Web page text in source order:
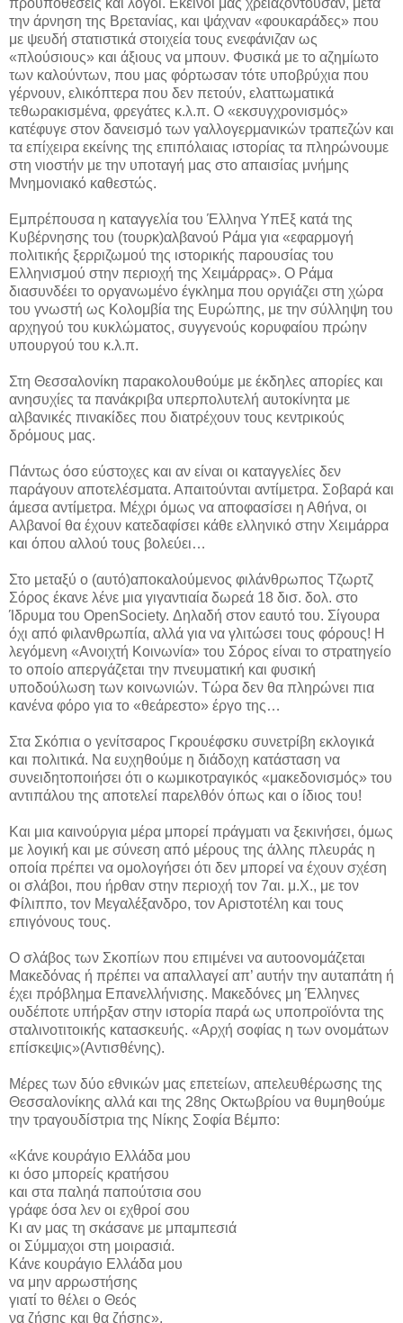
προϋποθέσεις και λόγοι. Εκείνοι μας χρειαζόντουσαν, μετά
την άρνηση της Βρετανίας, και ψάχναν «φουκαράδες» που
με ψευδή στατιστικά στοιχεία τους ενεφάνιζαν ως
«πλούσιους» και άξιους να μπουν. Φυσικά με το αζημίωτο
των καλούντων, που μας φόρτωσαν τότε υποβρύχια που
γέρνουν, ελικόπτερα που δεν πετούν, ελαττωματικά
τεθωρακισμένα, φρεγάτες κ.λ.π. Ο «εκσυγχρονισμός»
κατέφυγε στον δανεισμό των γαλλογερμανικών τραπεζών και
τα επίχειρα εκείνης της επιπόλαιας ιστορίας τα πληρώνουμε
στη νιοστήν με την υποταγή μας στο απαισίας μνήμης
Μνημονιακό καθεστώς.
Εμπρέπουσα η καταγγελία του Έλληνα ΥπΕξ κατά της
Κυβέρνησης του (τουρκ)αλβανού Ράμα για «εφαρμογή
πολιτικής ξερριζωμού της ιστορικής παρουσίας του
Ελληνισμού στην περιοχή της Χειμάρρας». Ο Ράμα
διασυνδέει το οργανωμένο έγκλημα που οργιάζει στη χώρα
του γνωστή ως Κολομβία της Ευρώπης, με την σύλληψη του
αρχηγού του κυκλώματος, συγγενούς κορυφαίου πρώην
υπουργού του κ.λ.π.
Στη Θεσσαλονίκη παρακολουθούμε με έκδηλες απορίες και
ανησυχίες τα πανάκριβα υπερπολυτελή αυτοκίνητα με
αλβανικές πινακίδες που διατρέχουν τους κεντρικούς
δρόμους μας.
Πάντως όσο εύστοχες και αν είναι οι καταγγελίες δεν
παράγουν αποτελέσματα. Απαιτούνται αντίμετρα. Σοβαρά και
άμεσα αντίμετρα. Μέχρι όμως να αποφασίσει η Αθήνα, οι
Αλβανοί θα έχουν κατεδαφίσει κάθε ελληνικό στην Χειμάρρα
και όπου αλλού τους βολεύει…
Στο μεταξύ ο (αυτό)αποκαλούμενος φιλάνθρωπος Τζωρτζ
Σόρος έκανε λένε μια γιγαντιαία δωρεά 18 δισ. δολ. στο
Ίδρυμα του OpenSociety. Δηλαδή στον εαυτό του. Σίγουρα
όχι από φιλανθρωπία, αλλά για να γλιτώσει τους φόρους! H
λεγόμενη «Ανοιχτή Κοινωνία» του Σόρος είναι το στρατηγείο
το οποίο απεργάζεται την πνευματική και φυσική
υποδούλωση των κοινωνιών. Τώρα δεν θα πληρώνει πια
κανένα φόρο για το «θεάρεστο» έργο της…
Στα Σκόπια ο γενίτσαρος Γκρουέφσκυ συνετρίβη εκλογικά
και πολιτικά. Να ευχηθούμε η διάδοχη κατάσταση να
συνειδητοποιήσει ότι ο κωμικοτραγικός «μακεδονισμός» του
αντιπάλου της αποτελεί παρελθόν όπως και ο ίδιος του!
Και μια καινούργια μέρα μπορεί πράγματι να ξεκινήσει, όμως
με λογική και με σύνεση από μέρους της άλλης πλευράς η
οποία πρέπει να ομολογήσει ότι δεν μπορεί να έχουν σχέση
οι σλάβοι, που ήρθαν στην περιοχή τον 7αι. μ.Χ., με τον
Φίλιππο, τον Μεγαλέξανδρο, τον Αριστοτέλη και τους
επιγόνους τους.
Ο σλάβος των Σκοπίων που επιμένει να αυτοονομάζεται
Μακεδόνας ή πρέπει να απαλλαγεί απ’ αυτήν την αυταπάτη ή
έχει πρόβλημα Επανελλήνισης. Μακεδόνες μη Έλληνες
ουδέποτε υπήρξαν στην ιστορία παρά ως υποπροϊόντα της
σταλινοτιτοικής κατασκευής. «Αρχή σοφίας η των ονομάτων
επίσκεψις»(Αντισθένης).
Μέρες των δύο εθνικών μας επετείων, απελευθέρωσης της
Θεσσαλονίκης αλλά και της 28ης Οκτωβρίου να θυμηθούμε
την τραγουδίστρια της Νίκης Σοφία Βέμπο:
«Κάνε κουράγιο Ελλάδα μου
κι όσο μπορείς κρατήσου
και στα παληά παπούτσια σου
γράφε όσα λεν οι εχθροί σου
Κι αν μας τη σκάσανε με μπαμπεσιά
οι Σύμμαχοι στη μοιρασιά.
Κάνε κουράγιο Ελλάδα μου
να μην αρρωστήσης
γιατί το θέλει ο Θεός
να ζήσης και θα ζήσης».